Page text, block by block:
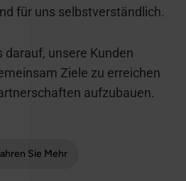
für uns selbstverständlich.
darauf, unsere Kunden
Ziele zu erreichen
aufzubauen.
Sie Mehr